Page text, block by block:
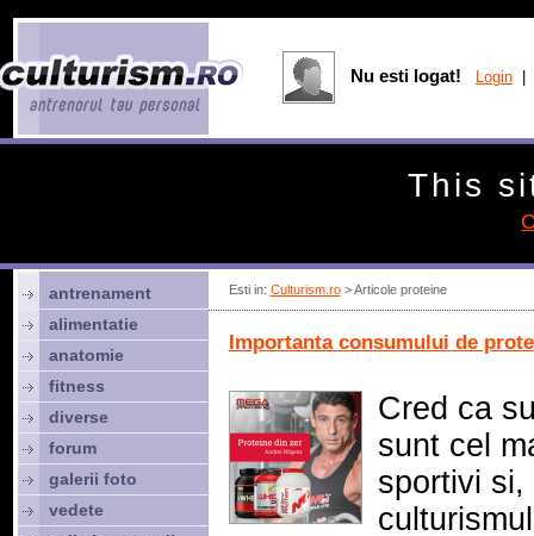
Esti in: Culturism.ro> Articole proteine
Importanta consumului de
Cred ca
sunt cel
sportivi
antrenament
alimentatie
anatomie
fitness
diverse
forum
galerii foto
vedete
Nu esti logat! Login
This